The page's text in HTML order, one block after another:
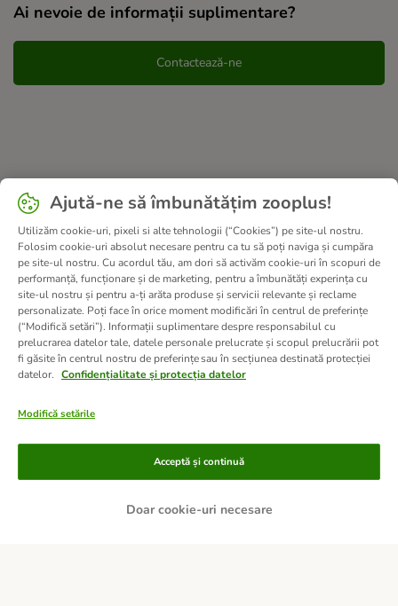
Ai nevoie de informații suplimentare?
Contactează-ne
Metode de plată
PLATĂ RAMBURS LA LIVRARE TRANSFER BANCAR
Ajută-ne să îmbunătățim zooplus!
Utilizăm cookie-uri, pixeli si alte tehnologii (“Cookies”) pe site-ul nostru.
Folosim cookie-uri absolut necesare pentru ca tu să poți naviga și cumpăra
pe site-ul nostru. Cu acordul tău, am dori să activăm cookie-uri în scopuri de
performanță, funcționare și de marketing, pentru a îmbunătăți experința cu
site-ul nostru și pentru a-ți arăta produse și servicii relevante și reclame
personalizate. Poți face în orice moment modificări în centrul de preferințe
(“Modifică setări”). Informații suplimentare despre responsabilul cu
prelucrarea datelor tale, datele personale prelucrate și scopul prelucrării pot
fi găsite în centrul nostru de preferințe sau în secțiunea destinată protecției
datelor. Confidențialitate și protecția datelor
Modifică setările
Doar cookie-uri necesare
Acceptă și continuă